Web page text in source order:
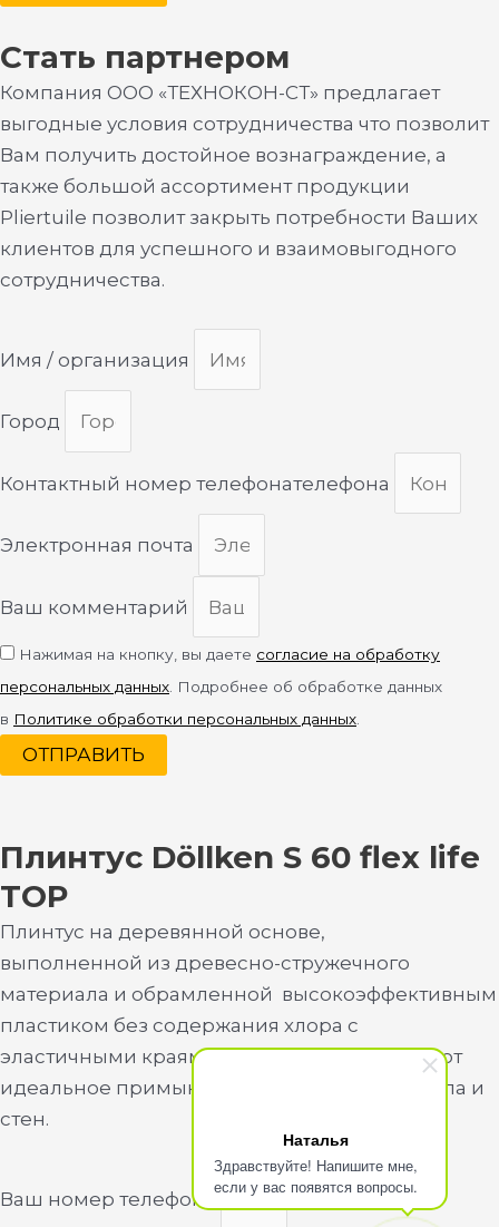
Наталья
Здравствуйте! Напишите мне,
если у вас появятся вопросы.
Стать партнером
Компания ООО «ТЕХНОКОН-СТ» предлагает
выгодные условия сотрудничества что позволит
Вам получить достойное вознаграждение, а
также большой ассортимент продукции
Pliertuile позволит закрыть потребности Ваших
клиентов для успешного и взаимовыгодного
сотрудничества.
Имя / организация
Город
Контактный номер телефонателефона
Электронная почта
Ваш комментарий
Нажимая на кнопку, вы даете согласие на обработку
персональных данных. Подробнее об обработке данных
в Политике обработки персональных данных.
ОТПРАВИТЬ
Плинтус Döllken S 60 flex life
TOP
Плинтус на деревянной основе,
выполненной из древесно-стружечного
материала и обрамленной высокоэффективным
пластиком без содержания хлора с
эластичными краями, которые обеспечивают
идеальное примыкание к поверхностям пола и
стен.
Ваш номер телефона